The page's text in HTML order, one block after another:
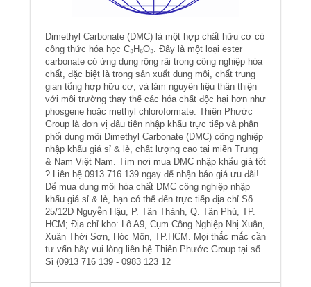
Dimethyl Carbonate (DMC) là một hợp chất hữu cơ có
công thức hóa học C₃H₆O₃. Đây là một loại ester
carbonate có ứng dụng rộng rãi trong công nghiệp hóa
chất, đặc biệt là trong sản xuất dung môi, chất trung
gian tổng hợp hữu cơ, và làm nguyên liệu thân thiện
với môi trường thay thế các hóa chất độc hại hơn như
phosgene hoặc methyl chloroformate. Thiên Phước
Group là đơn vị đâu tiên nhập khẩu trực tiếp và phân
phối dung môi Dimethyl Carbonate (DMC) công nghiệp
nhập khẩu giá sỉ & lẻ, chất lượng cao tại miền Trung
& Nam Việt Nam. Tìm nơi mua DMC nhập khẩu giá tốt
? Liên hệ 0913 716 139 ngay để nhận báo giá ưu đãi!
Để mua dung môi hóa chất DMC công nghiệp nhập
khẩu giá sỉ & lẻ, bạn có thể đến trực tiếp địa chỉ Số
25/12D Nguyễn Hậu, P. Tân Thành, Q. Tân Phú, TP.
HCM; Địa chỉ kho: Lô A9, Cụm Công Nghiệp Nhị Xuân,
Xuân Thới Sơn, Hóc Môn, TP.HCM. Mọi thắc mắc cần
tư vấn hãy vui lòng liên hệ Thiên Phước Group tại số
Sỉ (0913 716 139 - 0983 123 12